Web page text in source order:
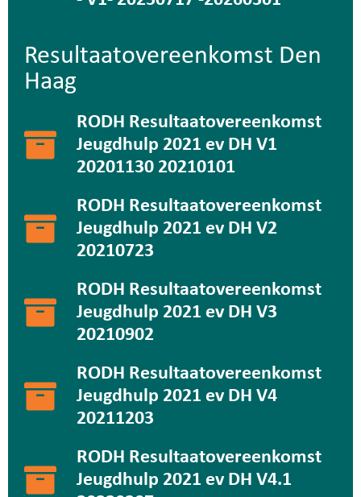
Resultaatovereenkomst Den
Haag
RODH Resultaatovereenkomst
Jeugdhulp 2021 ev DH V1
20201130 20210101
RODH Resultaatovereenkomst
Jeugdhulp 2021 ev DH V2
20210723
RODH Resultaatovereenkomst
Jeugdhulp 2021 ev DH V3
20210902
RODH Resultaatovereenkomst
Jeugdhulp 2021 ev DH V4
20211203
RODH Resultaatovereenkomst
Jeugdhulp 2021 ev DH V4.1